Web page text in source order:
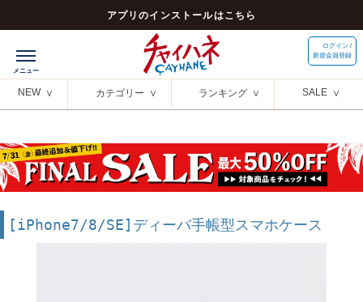
アプリのインストールはこちら
ログイン /
新規会員登録
NEW カテゴリー ランキング SALE
[iPhone7/8/SE]ディーバ手帳型スマホケース